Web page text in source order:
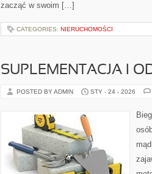
zacząć w swoim […]
CATEGORIES: NIERUCHOMOŚCI
SUPLEMENTACJA I
POSTED BY ADMIN STY - 24 - 2026